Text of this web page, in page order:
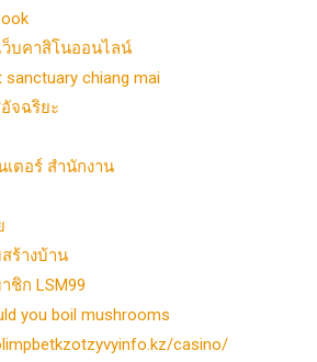
ว็บคาสิโนออนไลน์
sanctuary chiang mai
จฉริยะ
เตอร์ สำนักงาน
ร้างบ้าน
ชิก LSM99
you boil mushrooms
casino/